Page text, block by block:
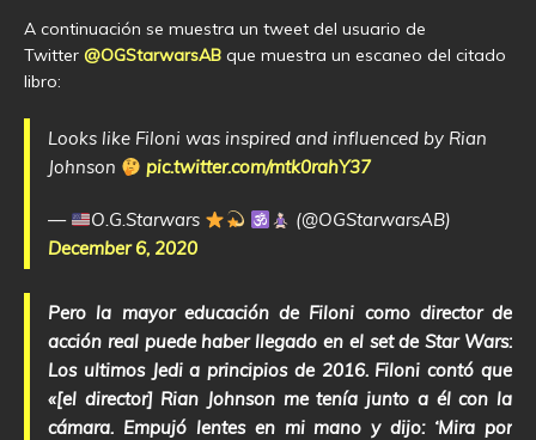
A continuación se muestra un tweet del usuario de
Twitter @OGStarwarsAB que muestra un escaneo del citado
libro:
Looks like Filoni was inspired and influenced by Rian
Johnson
pic.twitter.com/mtk0rahY37
— O.G.Starwars
(@OGStarwarsAB)
December 6, 2020
Pero la mayor educación de Filoni como director de
acción real puede haber llegado en el set de Star Wars:
Los ultimos Jedi a principios de 2016. Filoni contó que
«[el director] Rian Johnson me tenía junto a él con la
cámara. Empujó lentes en mi mano y dijo: ‘Mira por